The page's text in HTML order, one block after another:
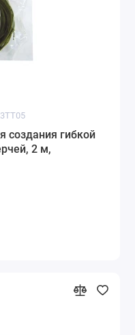
создания гибкой
2 м,